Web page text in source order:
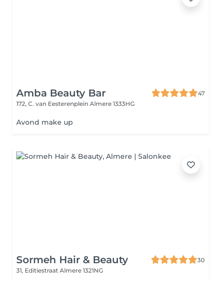
Amba Beauty Bar
47
172, C. van Eesterenplein Almere 1333HG
Avond make up
Sormeh Hair & Beauty
30
31, Editiestraat Almere 1321NG